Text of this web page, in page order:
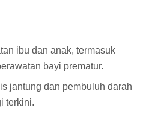
ibu dan anak, termasuk
bayi prematur.
jantung dan pembuluh darah
terkini.